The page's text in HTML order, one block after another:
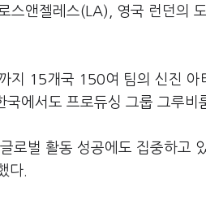
스앤젤레스(LA), 영국 런던의
지 15개국 150여 팀의 신진 아
에서도 프로듀싱 그룹 그루비
로벌 활동 성공에도 집중하고
다.